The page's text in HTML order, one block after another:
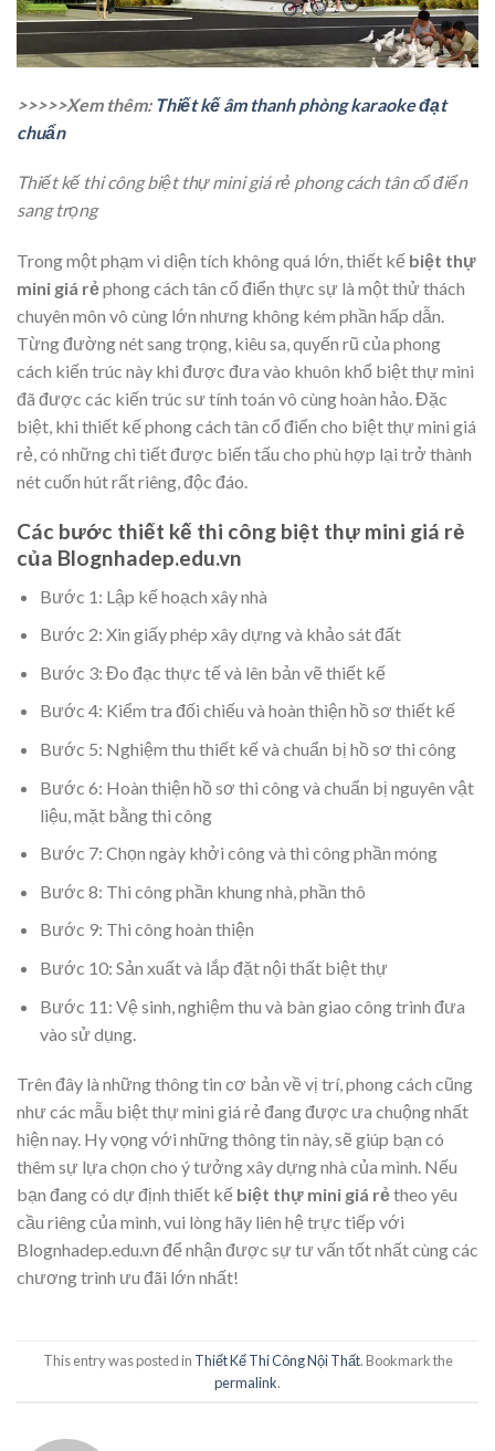
>>>>>Xem thêm: Thiết kế âm thanh phòng karaoke đạt
chuẩn
Thiết kế thi công biệt thự mini giá rẻ phong cách tân cổ điển
sang trọng
Trong một phạm vi diện tích không quá lớn, thiết kế biệt thự
mini giá rẻphong cách tân cổ điển thực sự là một thử thách
chuyên môn vô cùng lớn nhưng không kém phần hấp dẫn.
Từng đường nét sang trọng, kiêu sa, quyến rũ của phong
cách kiến trúc này khi được đưa vào khuôn khổ biệt thự mini
đã được các kiến trúc sư tính toán vô cùng hoàn hảo. Đặc
biệt, khi thiết kế phong cách tân cổ điển cho biệt thự mini giá
rẻ, có những chi tiết được biến tấu cho phù hợp lại trở thành
nét cuốn hút rất riêng, độc đáo.
Các bước thiết kế thi công biệt thự mini giá rẻ
của Blognhadep.edu.vn
Bước 1: Lập kế hoạch xây nhà
Bước 2: Xin giấy phép xây dựng và khảo sát đất
Bước 3: Đo đạc thực tế và lên bản vẽ thiết kế
Bước 4: Kiểm tra đối chiếu và hoàn thiện hồ sơ thiết kế
Bước 5: Nghiệm thu thiết kế và chuẩn bị hồ sơ thi công
Bước 6: Hoàn thiện hồ sơ thi công và chuẩn bị nguyên vật
liệu, mặt bằng thi công
Bước 7: Chọn ngày khởi công và thi công phần móng
Bước 8: Thi công phần khung nhà, phần thô
Bước 9: Thi công hoàn thiện
Bước 10: Sản xuất và lắp đặt nội thất biệt thự
Bước 11: Vệ sinh, nghiệm thu và bàn giao công trình đưa
vào sử dụng.
Trên đây là những thông tin cơ bản về vị trí, phong cách cũng
như các mẫu biệt thự mini giá rẻ đang được ưa chuộng nhất
hiện nay. Hy vọng với những thông tin này, sẽ giúp bạn có
thêm sự lựa chọn cho ý tưởng xây dựng nhà của mình. Nếu
bạn đang có dự định thiết kế biệt thự mini giá rẻtheo yêu
cầu riêng của mình, vui lòng hãy liên hệ trực tiếp với
Blognhadep.edu.vn để nhận được sự tư vấn tốt nhất cùng các
chương trình ưu đãi lớn nhất!
This entry was posted in Thiết Kế Thi Công Nội Thất. Bookmark the
permalink.